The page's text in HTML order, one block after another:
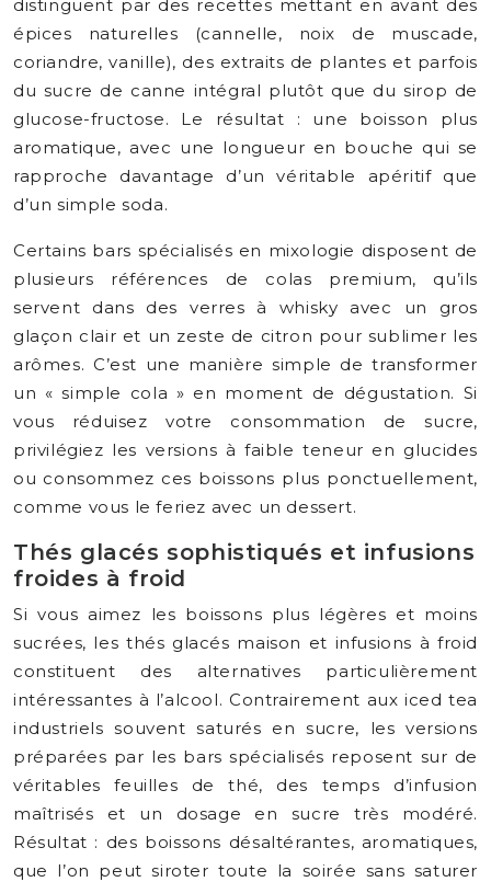
distinguent par des recettes mettant en avant des
épices naturelles (cannelle, noix de muscade,
coriandre, vanille), des extraits de plantes et parfois
du sucre de canne intégral plutôt que du sirop de
glucose-fructose. Le résultat : une boisson plus
aromatique, avec une longueur en bouche qui se
rapproche davantage d’un véritable apéritif que
d’un simple soda.
Certains bars spécialisés en mixologie disposent de
plusieurs références de colas premium, qu’ils
servent dans des verres à whisky avec un gros
glaçon clair et un zeste de citron pour sublimer les
arômes. C’est une manière simple de transformer
un « simple cola » en moment de dégustation. Si
vous réduisez votre consommation de sucre,
privilégiez les versions à faible teneur en glucides
ou consommez ces boissons plus ponctuellement,
comme vous le feriez avec un dessert.
Thés glacés sophistiqués et infusions
froides à froid
Si vous aimez les boissons plus légères et moins
sucrées, les thés glacés maison et infusions à froid
constituent des alternatives particulièrement
intéressantes à l’alcool. Contrairement aux iced tea
industriels souvent saturés en sucre, les versions
préparées par les bars spécialisés reposent sur de
véritables feuilles de thé, des temps d’infusion
maîtrisés et un dosage en sucre très modéré.
Résultat : des boissons désaltérantes, aromatiques,
que l’on peut siroter toute la soirée sans saturer